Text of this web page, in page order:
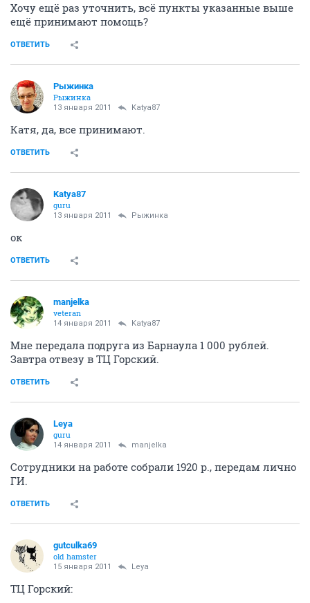
Хочу ещё раз уточнить, всё пункты указанные выше
ещё принимают помощь?
ОТВЕТИТЬ
Рыжинка
Рыжинка
13 января 2011 Katya87
Катя, да, все принимают.
ОТВЕТИТЬ
Katya87
guru
13 января 2011 Рыжинка
ок
ОТВЕТИТЬ
manjelka
veteran
14 января 2011 Katya87
Мне передала подруга из Барнаула 1 000 рублей.
Завтра отвезу в ТЦ Горский.
ОТВЕТИТЬ
Leya
guru
14 января 2011 manjelka
Сотрудники на работе собрали 1920 р., передам лично
ГИ.
ОТВЕТИТЬ
gutculka69
old hamster
15 января 2011 Leya
ТЦ Горский: